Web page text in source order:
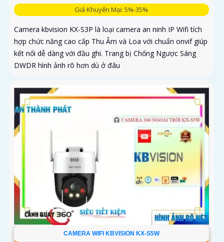
Giá Khuyến Mại: 5%-35%
Camera kbvision KX-S3P là loại camera an ninh IP Wifi tích
hợp chức năng cao cấp Thu Âm và Loa với chuẩn onvif giúp
kết nối dễ dàng với đầu ghi. Trang bị Chống Ngược Sáng
DWDR hình ảnh rõ hơn dù ở đâu
CAMERA WIFI KBVISION KX-S5W